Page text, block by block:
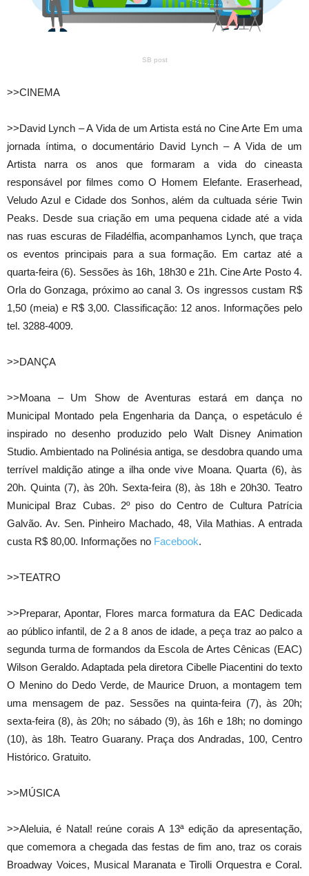
SB post
>>CINEMA
>>David Lynch – A Vida de um Artista está no Cine Arte Em uma
jornada íntima, o documentário David Lynch – A Vida de um
Artista narra os anos que formaram a vida do cineasta
responsável por filmes como O Homem Elefante. Eraserhead,
Veludo Azul e Cidade dos Sonhos, além da cultuada série Twin
Peaks. Desde sua criação em uma pequena cidade até a vida
nas ruas escuras de Filadélfia, acompanhamos Lynch, que traça
os eventos principais para a sua formação. Em cartaz até a
quarta-feira (6). Sessões às 16h, 18h30 e 21h. Cine Arte Posto 4.
Orla do Gonzaga, próximo ao canal 3. Os ingressos custam R$
1,50 (meia) e R$ 3,00. Classificação: 12 anos. Informações pelo
tel. 3288-4009.
>>DANÇA
>>Moana – Um Show de Aventuras estará em dança no
Municipal Montado pela Engenharia da Dança, o espetáculo é
inspirado no desenho produzido pelo Walt Disney Animation
Studio. Ambientado na Polinésia antiga, se desdobra quando uma
terrível maldição atinge a ilha onde vive Moana. Quarta (6), às
20h. Quinta (7), às 20h. Sexta-feira (8), às 18h e 20h30. Teatro
Municipal Braz Cubas. 2º piso do Centro de Cultura Patrícia
Galvão. Av. Sen. Pinheiro Machado, 48, Vila Mathias. A entrada
custa R$ 80,00. Informações no Facebook.
>>TEATRO
>>Preparar, Apontar, Flores marca formatura da EAC Dedicada
ao público infantil, de 2 a 8 anos de idade, a peça traz ao palco a
segunda turma de formandos da Escola de Artes Cênicas (EAC)
Wilson Geraldo. Adaptada pela diretora Cibelle Piacentini do texto
O Menino do Dedo Verde, de Maurice Druon, a montagem tem
uma mensagem de paz. Sessões na quinta-feira (7), às 20h;
sexta-feira (8), às 20h; no sábado (9), às 16h e 18h; no domingo
(10), às 18h. Teatro Guarany. Praça dos Andradas, 100, Centro
Histórico. Gratuito.
>>MÚSICA
>>Aleluia, é Natal! reúne corais A 13ª edição da apresentação,
que comemora a chegada das festas de fim ano, traz os corais
Broadway Voices, Musical Maranata e Tirolli Orquestra e Coral.